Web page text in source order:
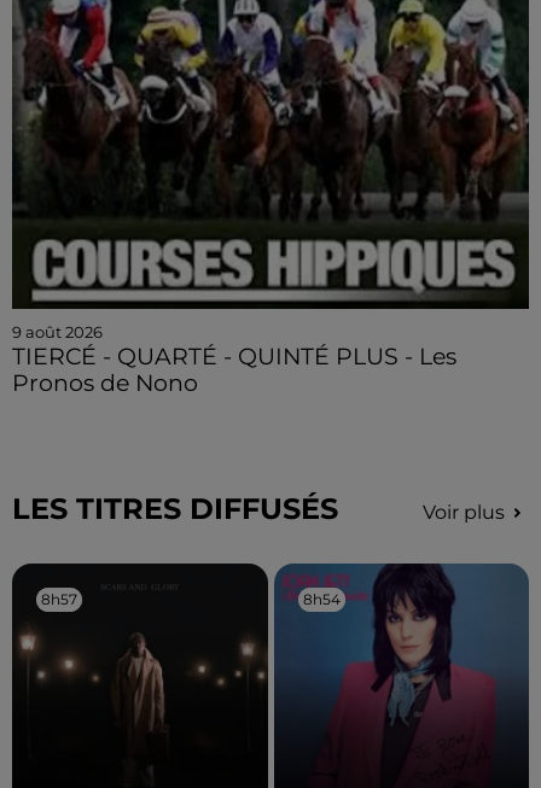
9 août 2026
TIERCÉ - QUARTÉ - QUINTÉ PLUS - Les
Pronos de Nono
LES TITRES DIFFUSÉS Voir plus
8h57
8h57 8h54
8h54